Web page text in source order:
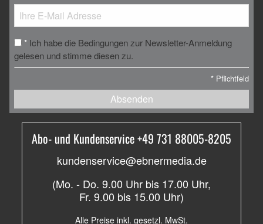
* Ich habe die Bedingungen zur Newsletter-Anmeldung
gelesen und stimme diesen zu.
* Pflichtfeld
Absenden
Abo- und Kundenservice +49 731 88005-8205
kundenservice@ebnermedia.de
(Mo. - Do. 9.00 Uhr bis 17.00 Uhr,
Fr. 9.00 bis 15.00 Uhr)
Alle Preise inkl. gesetzl. MwSt.